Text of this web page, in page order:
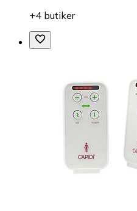
+4 butiker